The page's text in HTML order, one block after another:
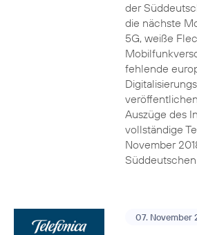
der
die nächste
5G, weiße
fehlende
Auszüge des
vollständige
November
07. November